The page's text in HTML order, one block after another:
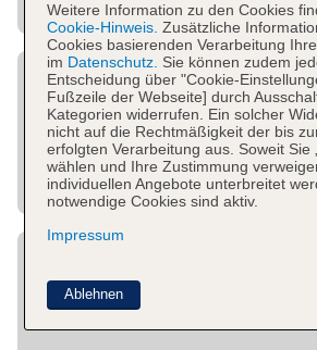
Weitere Information zu den Cookies
Cookie-Hinweis. Zusätzliche
Cookies basierenden Verarbeitung
im Datenschutz. Sie können zudem
Entscheidung über "Cookie-
Fußzeile der Webseite] durch
Kategorien widerrufen. Ein solcher
nicht auf die Rechtmäßigkeit der bis
erfolgten Verarbeitung aus. Soweit Sie
wählen und Ihre Zustimmung
individuellen Angebote unterbreitet
notwendige Cookies sind aktiv.
Impressum
Ablehnen